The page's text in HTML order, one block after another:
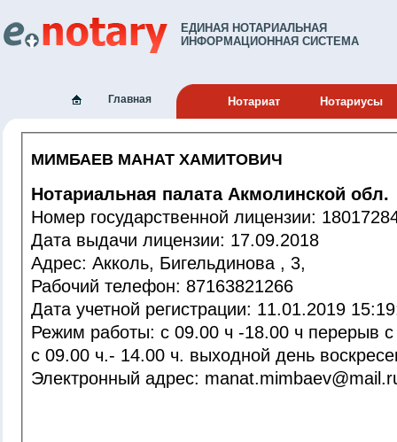
ЕДИНАЯ НОТАРИАЛЬНАЯ
ИНФОРМАЦИОННАЯ СИСТЕМА
Главная Нотариат Нотариусы
МИМБАЕВ МАНАТ ХАМИТОВИЧ
Нотариальная палата Акмолинской обл.
Номер государственной лицензии:
Дата выдачи лицензии: 17.09.2018
Адрес: Акколь, Бигельдинова , 3,
Рабочий телефон: 87163821266
Дата учетной регистрации: 11.01.2019
Режим работы: с 09.00 ч -18.00 ч перерыв с 13.00 ч -14.00 ч. суббота
с 09.00 ч.- 14.00 ч. выходной день
Электронный адрес: